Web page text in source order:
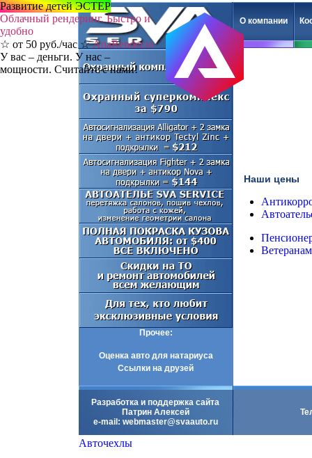
Развитие детей ЭСТЕР
Облачный рендеринг. Быстро и
удобно
☆ от 50 руб./час ☆AnaRender.io
У вас – деньги. У нас –
мощности. Считайте с нами!
О компании
Прочее:
Оценка авто для натариуса
Ссылки на друзей
Наши цены
Разработка и поддержка сайта
Патрин Алексей
e-mail: webmaster@svaauto.ru
Авточехлы